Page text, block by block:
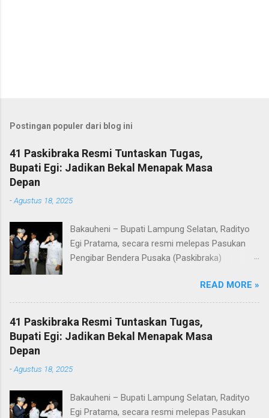
Postingan populer dari blog ini
41 Paskibraka Resmi Tuntaskan Tugas,
Bupati Egi: Jadikan Bekal Menapak Masa
Depan
-Agustus 18, 2025
Bakauheni – Bupati Lampung Selatan, Radityo
Egi Pratama, secara resmi melepas Pasukan
Pengibar Bendera Pusaka (Paskibraka)
Pelepasan dilakukan usai upacara penurunan
bendera di Lapangan Menara Siger, Bakauheni,
Minggu malam (17/8/2025). Sebanyak 41
anggota Paskibraka yang sebelumnya sukses
mengibarkan Sang Saka Merah Putih pada
Indonesia di Kabupaten Lampung Selatan, kini
dengan penuh apresiasi atas dedikasi, disiplin,
READ MORE »
41 Paskibraka Resmi Tuntaskan Tugas,
Bupati Egi: Jadikan Bekal Menapak Masa
Depan
-Agustus 18, 2025
Bakauheni – Bupati Lampung Selatan, Radityo
Egi Pratama, secara resmi melepas Pasukan